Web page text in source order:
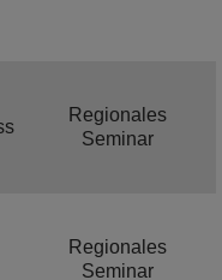
Regionales
Seminar
Regionales
Seminar